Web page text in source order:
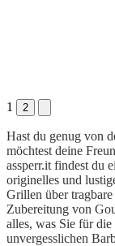
1 2
Hast du genug von
möchtest deine
assperr.it findest du
originelles und
Grillen über
Zubereitung von
alles, was Sie für
unvergesslichen